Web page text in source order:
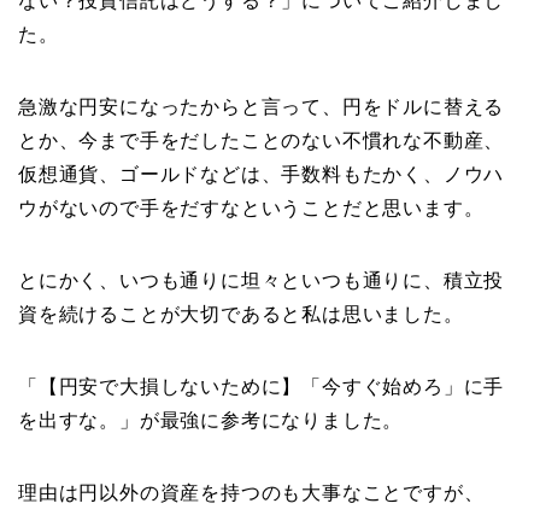
た。
急激な円安になったからと言って、円をドルに替える
とか、今まで手をだしたことのない不慣れな不動産、
仮想通貨、ゴールドなどは、手数料もたかく、ノウハ
ウがないので手をだすなということだと思います。
とにかく、いつも通りに坦々といつも通りに、積立投
資を続けることが大切であると私は思いました。
「【円安で大損しないために】「今すぐ始めろ」に手
を出すな。」が最強に参考になりました。
理由は円以外の資産を持つのも大事なことですが、